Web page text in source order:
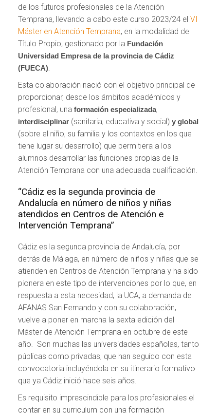
de los futuros profesionales de la Atención
Temprana, llevando a cabo este curso 2023/24 elVI
Máster en Atención Temprana, en la modalidad de
Título Propio, gestionado por la Fundación
Universidad Empresa de la provincia de Cádiz
(FUECA)
Esta colaboración nació con el objetivo principal de
proporcionar, desde los ámbitos académicos y
profesional, unaformación especializada,
interdisciplinar (sanitaria, educativa y social)y global
(sobre el niño, su familia y los contextos en los que
tiene lugar su desarrollo) que permitiera a los
alumnos desarrollar las funciones propias de la
Atención Temprana con una adecuada cualificación.
“Cádiz es la segunda provincia de
Andalucía en número de niños y niñas
atendidos en Centros de Atención e
Intervención Temprana”
Cádiz es la segunda provincia de Andalucía, por
detrás de Málaga, en número de niños y niñas que se
atienden en Centros de Atención Temprana y ha sido
pionera en este tipo de intervenciones por lo que, en
respuesta a esta necesidad, la UCA, a demanda de
AFANAS San Fernando y con su colaboración,
vuelve a poner en marcha la sexta edición del
Máster de Atención Temprana en octubre de este
año. Son muchas las universidades españolas, tanto
públicas como privadas, que han seguido con esta
convocatoria incluyéndola en su itinerario formativo
que ya Cádiz inició hace seis años.
Es requisito imprescindible para los profesionales el
contar en su curriculum con una formación